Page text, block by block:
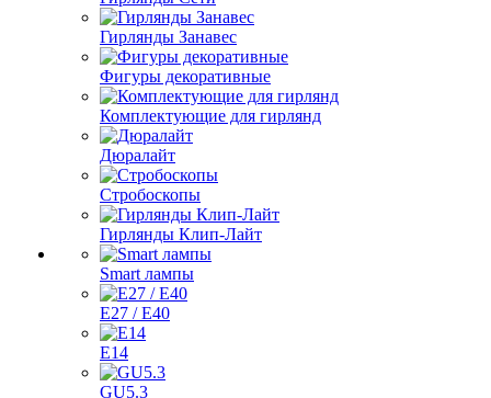
Гирлянды Занавес
Фигуры декоративные
Комплектующие для гирлянд
Дюралайт
Стробоскопы
Гирлянды Клип-Лайт
Smart лампы
E27 / E40
E14
GU5.3